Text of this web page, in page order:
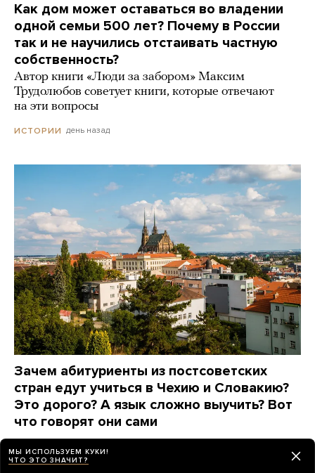
Как дом может оставаться во владении
одной семьи 500 лет? Почему в России
так и не научились отстаивать частную
собственность?
Автор книги «Люди за забором» Максим
Трудолюбов советует книги, которые отвечают
на эти вопросы
ИСТОРИИ день назад
Зачем абитуриенты из постсоветских
стран едут учиться в Чехию и Словакию?
Это дорого? А язык сложно выучить? Вот
что говорят они сами
МЫ ИСПОЛЬЗУЕМ КУКИ!
ЧТО ЭТО ЗНАЧИТ?